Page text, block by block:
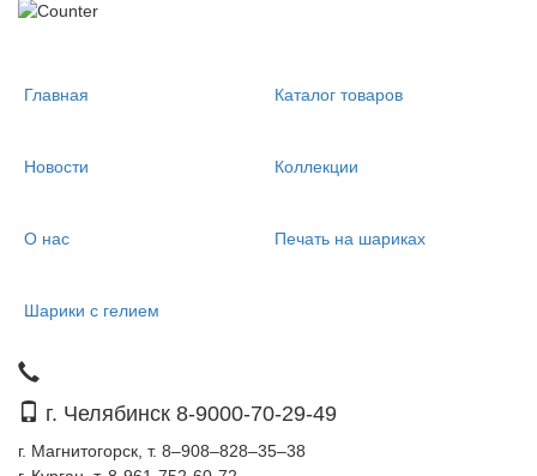
Главная Каталог товаров
Новости Коллекции
О нас Печать на шариках
Шарики с гелием
г. Челябинск 8-9000-70-29-49
г. Магнитогорск, т. 8–908–828–35–38